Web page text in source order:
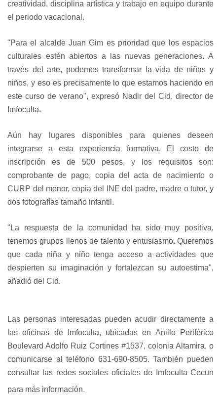
creatividad, disciplina artística y trabajo en equipo durante
el periodo vacacional.
"Para el alcalde Juan Gim es prioridad que los espacios
culturales estén abiertos a las nuevas generaciones. A
través del arte, podemos transformar la vida de niñas y
niños, y eso es precisamente lo que estamos haciendo en
este curso de verano", expresó Nadir del Cid, director de
Imfoculta.
Aún hay lugares disponibles para quienes deseen
integrarse a esta experiencia formativa. El costo de
inscripción es de 500 pesos, y los requisitos son:
comprobante de pago, copia del acta de nacimiento o
CURP del menor, copia del INE del padre, madre o tutor, y
dos fotografías tamaño infantil.
"La respuesta de la comunidad ha sido muy positiva,
tenemos grupos llenos de talento y entusiasmo. Queremos
que cada niña y niño tenga acceso a actividades que
despierten su imaginación y fortalezcan su autoestima",
añadió del Cid.
Las personas interesadas pueden acudir directamente a
las oficinas de Imfoculta, ubicadas en Anillo Periférico
Boulevard Adolfo Ruiz Cortines #1537, colonia Altamira, o
comunicarse al teléfono 631-690-8505. También pueden
consultar las redes sociales oficiales de Imfoculta Cecun
para más información.